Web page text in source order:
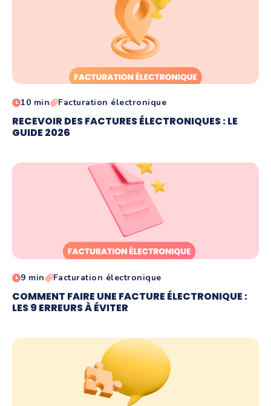
10 min Facturation électronique
RECEVOIR DES FACTURES ÉLECTRONIQUES : LE
GUIDE 2026
9 min Facturation électronique
COMMENT FAIRE UNE FACTURE ÉLECTRONIQUE :
LES 9 ERREURS À ÉVITER